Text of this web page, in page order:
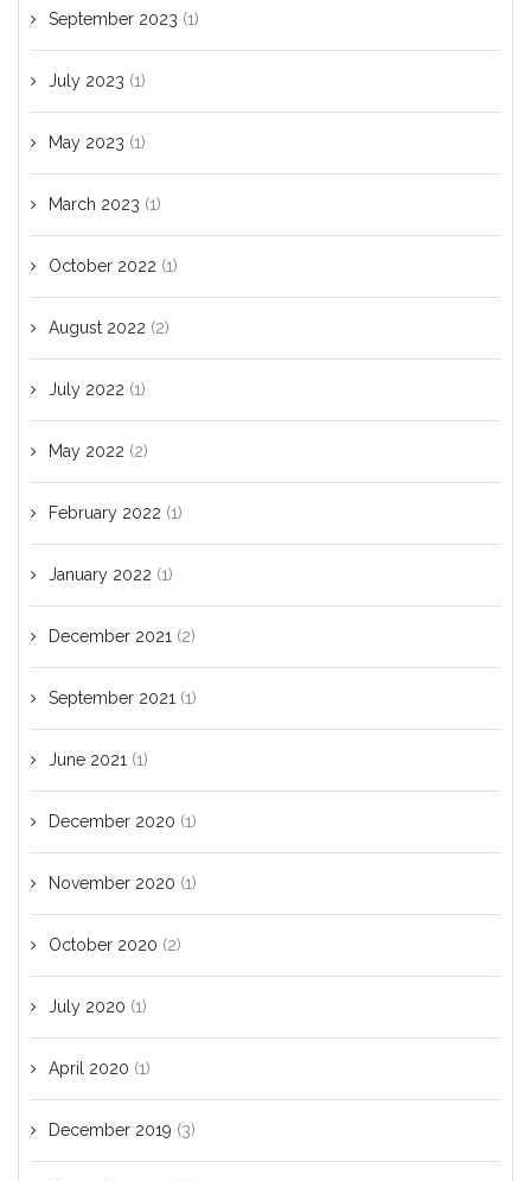
September 2023 (1)
July 2023 (1)
May 2023 (1)
March 2023 (1)
October 2022 (1)
August 2022 (2)
July 2022 (1)
May 2022 (2)
February 2022 (1)
January 2022 (1)
December 2021 (2)
September 2021 (1)
June 2021 (1)
December 2020 (1)
November 2020 (1)
October 2020 (2)
July 2020 (1)
April 2020 (1)
December 2019 (3)